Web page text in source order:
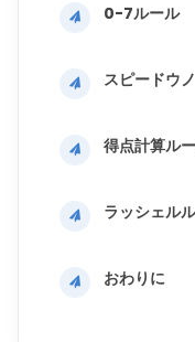
0-7ルール
スピードウノ
得点計算ル
ラッシェル
おわりに